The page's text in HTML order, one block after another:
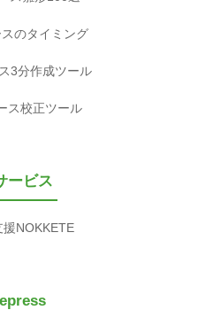
のタイミング
3分作成ツール
ス校正ツール
ービス
援NOKKETE